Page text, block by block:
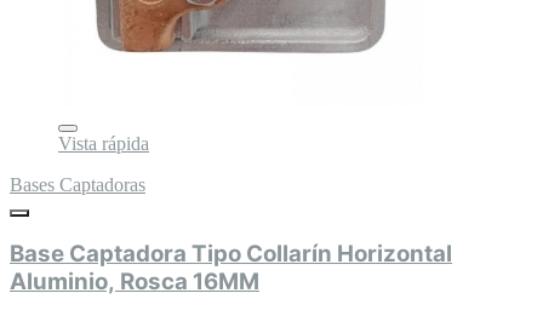
Vista rápida
Bases Captadoras
Base Captadora Tipo Collarín Horizontal
Aluminio, Rosca 16MM